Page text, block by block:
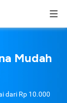
Mudah
dari Rp 10.000